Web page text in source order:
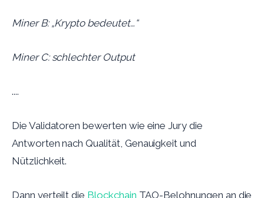
Miner B: „Krypto bedeutet…“
Miner C: schlechter Output
....
Die Validatoren bewerten wie eine Jury die
Antworten nach Qualität, Genauigkeit und
Nützlichkeit.
Dann verteilt die Blockchain TAO-Belohnungen an die